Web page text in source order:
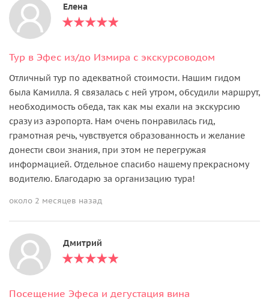
Елена
Тур в Эфес из/до Измира с экскурсоводом
Отличный тур по адекватной стоимости. Нашим гидом
была Камилла. Я связалась с ней утром, обсудили маршрут,
необходимость обеда, так как мы ехали на экскурсию
сразу из аэропорта. Нам очень понравилась гид,
грамотная речь, чувствуется образованность и желание
донести свои знания, при этом не перегружая
информацией. Отдельное спасибо нашему прекрасному
водителю. Благодарю за организацию тура!
около 2 месяцев назад
Дмитрий
Посещение Эфеса и дегустация вина